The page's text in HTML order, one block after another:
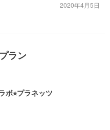
2020年4月5日
ラン
ボ⭐︎プラネッツ